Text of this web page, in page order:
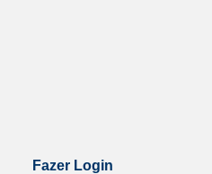
Fazer Login